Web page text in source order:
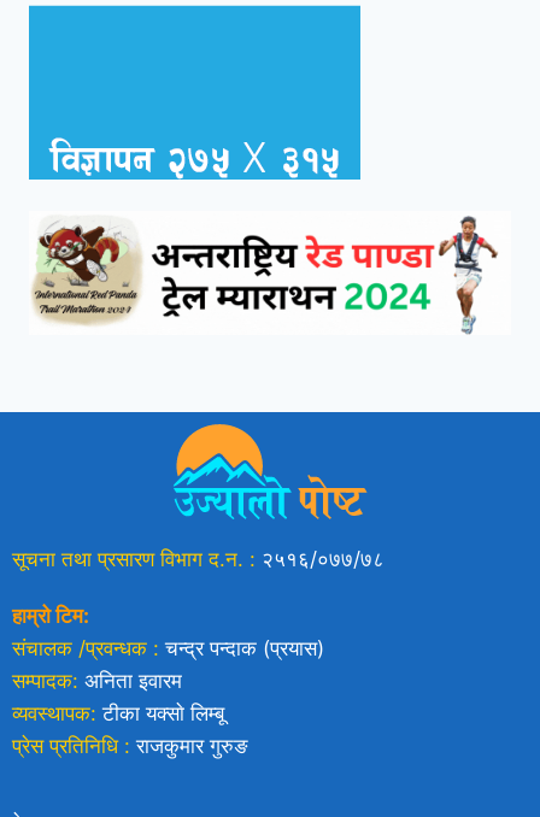
सूचना तथा प्रसारण विभाग द.न. : २५१६/०७७/७८
हाम्रो टिम:
संचालक /प्रवन्धक : चन्द्र पन्दाक (प्रयास)
सम्पादक: अनिता इवारम
व्यवस्थापक: टीका यक्साे लिम्बू
प्रेस प्रतिनिधि : राजकुमार गुरुङ